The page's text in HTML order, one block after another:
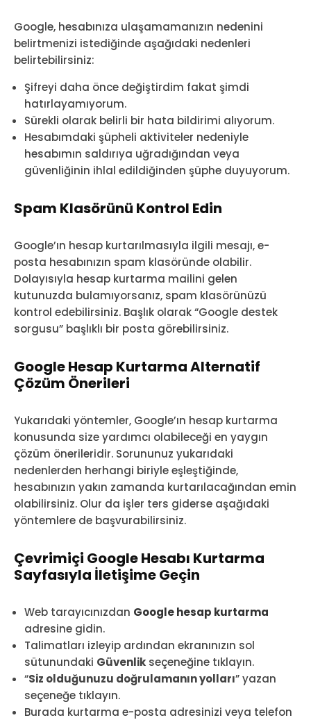
Google, hesabınıza ulaşamamanızın nedenini
belirtmenizi istediğinde aşağıdaki nedenleri
belirtebilirsiniz:
Şifreyi daha önce değiştirdim fakat şimdi
hatırlayamıyorum.
Sürekli olarak belirli bir hata bildirimi alıyorum.
Hesabımdaki şüpheli aktiviteler nedeniyle
hesabımın saldırıya uğradığından veya
güvenliğinin ihlal edildiğinden şüphe duyuyorum.
Spam Klasörünü Kontrol Edin
Google’ın hesap kurtarılmasıyla ilgili mesajı, e-
posta hesabınızın spam klasöründe olabilir.
Dolayısıyla hesap kurtarma mailini gelen
kutunuzda bulamıyorsanız, spam klasörünüzü
kontrol edebilirsiniz. Başlık olarak “Google destek
sorgusu” başlıklı bir posta görebilirsiniz.
Google Hesap Kurtarma Alternatif
Çözüm Önerileri
Yukarıdaki yöntemler, Google’ın hesap kurtarma
konusunda size yardımcı olabileceği en yaygın
çözüm önerileridir. Sorununuz yukarıdaki
nedenlerden herhangi biriyle eşleştiğinde,
hesabınızın yakın zamanda kurtarılacağından emin
olabilirsiniz. Olur da işler ters giderse aşağıdaki
yöntemlere de başvurabilirsiniz.
Çevrimiçi Google Hesabı Kurtarma
Sayfasıyla İletişime Geçin
Web tarayıcınızdan Google hesap kurtarma
adresine gidin.
Talimatları izleyip ardından ekranınızın sol
sütunundaki Güvenlik seçeneğine tıklayın.
“Siz olduğunuzu doğrulamanın yolları” yazan
seçeneğe tıklayın.
Burada kurtarma e-posta adresinizi veya telefon